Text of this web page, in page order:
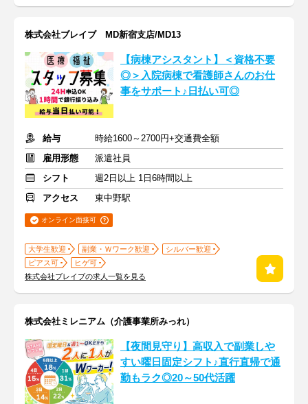
株式会社ブレイブ MD新宿支店/MD13
【病棟アシスタント】＜資格不要
◎＞入院病棟で看護師さんのお仕
事をサポート♪日払い可◎
給与
時給1600～2700円+交通費全額
雇用形態
派遣社員
シフト
週2日以上 1日6時間以上
アクセス
東中野駅
オンライン面接可
大学生歓迎 副業・Ｗワーク歓迎
シルバー歓迎
ピアス可
ヒゲ可
株式会社ブレイブの求人一覧を見る
株式会社ミレニアム（介護事業所みっれ）
【夜間見守り】高収入で副業しや
すい曜日固定シフト♪直行直帰で通
勤もラク◎20～50代活躍